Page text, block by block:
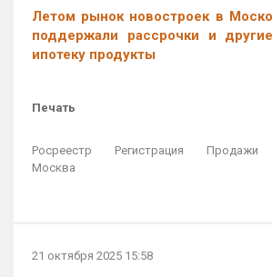
Летом рынок новостроек в
поддержали рассрочки и
ипотеку продукты
Печать
Росреестр Регистрация Продажи
Москва
21 октября 2025 15:58